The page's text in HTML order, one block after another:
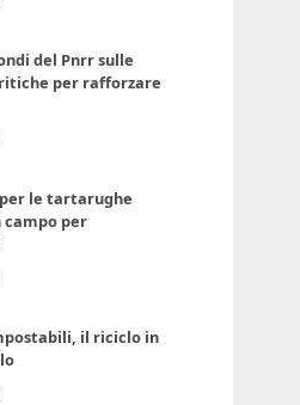
del Pnrr sulle
per rafforzare
le tartarughe
campo per
il riciclo in